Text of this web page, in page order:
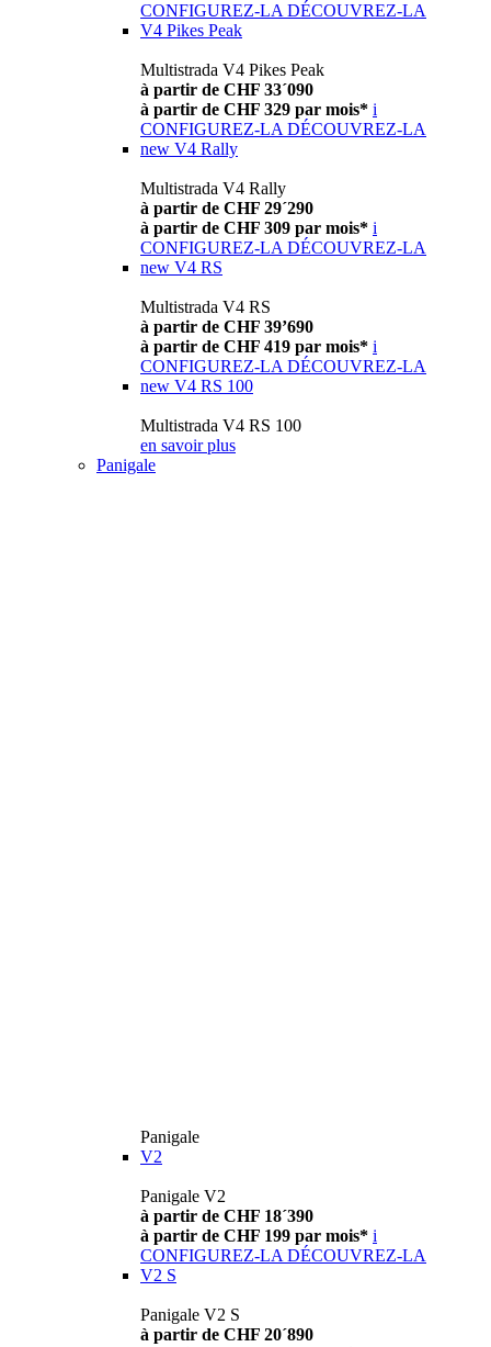
CONFIGUREZ-LA DÉCOUVREZ-LA
V4 Pikes Peak
Multistrada V4 Pikes Peak
à partir de CHF 33´090
à partir de CHF 329 par mois* i
CONFIGUREZ-LA DÉCOUVREZ-LA
new V4 Rally
Multistrada V4 Rally
à partir de CHF 29´290
à partir de CHF 309 par mois* i
CONFIGUREZ-LA DÉCOUVREZ-LA
new V4 RS
Multistrada V4 RS
à partir de CHF 39’690
à partir de CHF 419 par mois* i
CONFIGUREZ-LA DÉCOUVREZ-LA
new V4 RS 100
Multistrada V4 RS 100
en savoir plus
Panigale
Panigale
V2
Panigale V2
à partir de CHF 18´390
à partir de CHF 199 par mois* i
CONFIGUREZ-LA DÉCOUVREZ-LA
V2 S
Panigale V2 S
à partir de CHF 20´890